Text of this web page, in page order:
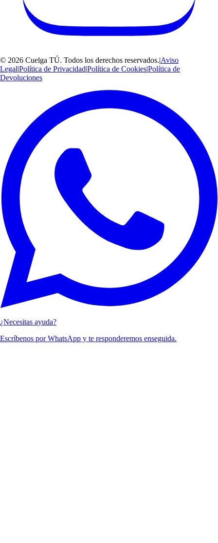
© 2026 Cuelga TÚ. Todos los derechos reservados.|Aviso
Legal|Política de Privacidad|Política de Cookies|Política de
Devoluciones
¿Necesitas ayuda?
Escríbenos por WhatsApp y te responderemos enseguida.